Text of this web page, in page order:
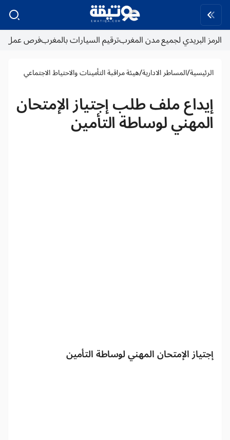
الرمز البريدي لجميع مدن المغربترقيم السيارات بالمغربفرص عمل
الرئيسية/المساطر الادارية/هيئة مراقبة التأمينات والاحتياط الاجتماعي
إيداع ملف طلب إجتياز الإمتحان
المهني لوساطة التأمين
إجتياز الإمتحان المهني لوساطة التأمين